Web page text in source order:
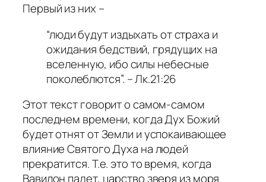
Первый из них –
“люди будут издыхать от страха и
ожидания бедствий, грядущих на
вселенную, ибо силы небесные
поколеблются”. – Лк.21:26
Этот текст говорит о самом-самом
последнем времени, когда Дух Божий
будет отнят от Земли и успокаивающее
влияние Святого Духа на людей
прекратится. Т.е. это то время, когда
Вавилон падет, царство зверя из моря